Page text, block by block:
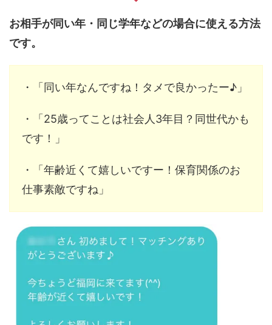
お相手が同い年・同じ学年などの場合に使える方法
です。
・「同い年なんですね！タメで良かったー♪」
・「25歳ってことは社会人3年目？同世代かも
です！」
・「年齢近くて嬉しいですー！保育関係のお
仕事素敵ですね」